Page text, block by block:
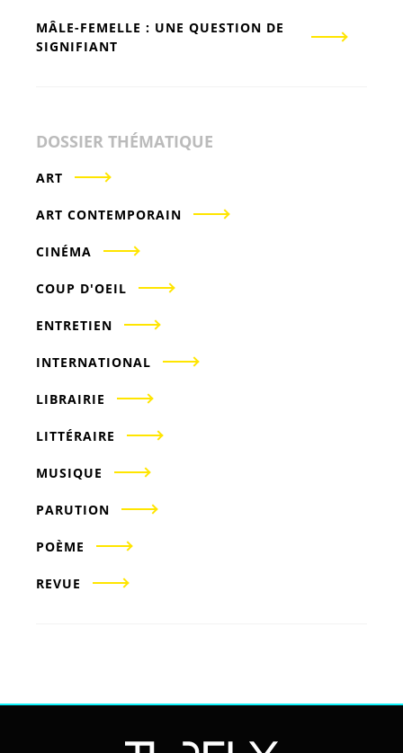
MÂLE-FEMELLE : UNE QUESTION DE
SIGNIFIANT
DOSSIER THÉMATIQUE
ART
ART CONTEMPORAIN
CINÉMA
COUP D'OEIL
ENTRETIEN
INTERNATIONAL
LIBRAIRIE
LITTÉRAIRE
MUSIQUE
PARUTION
POÈME
REVUE